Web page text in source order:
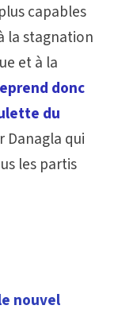
capables
la stagnation
et à la
donc
du
Danagla qui
les partis
nouvel